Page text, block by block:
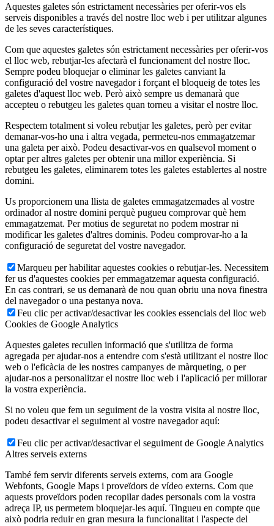
Aquestes galetes són estrictament necessàries per oferir-vos els
serveis disponibles a través del nostre lloc web i per utilitzar algunes
de les seves característiques.
Com que aquestes galetes són estrictament necessàries per oferir-vos
el lloc web, rebutjar-les afectarà el funcionament del nostre lloc.
Sempre podeu bloquejar o eliminar les galetes canviant la
configuració del vostre navegador i forçant el bloqueig de totes les
galetes d'aquest lloc web. Però això sempre us demanarà que
accepteu o rebutgeu les galetes quan torneu a visitar el nostre lloc.
Respectem totalment si voleu rebutjar les galetes, però per evitar
demanar-vos-ho una i altra vegada, permeteu-nos emmagatzemar
una galeta per això. Podeu desactivar-vos en qualsevol moment o
optar per altres galetes per obtenir una millor experiència. Si
rebutgeu les galetes, eliminarem totes les galetes establertes al nostre
domini.
Us proporcionem una llista de galetes emmagatzemades al vostre
ordinador al nostre domini perquè pugueu comprovar què hem
emmagatzemat. Per motius de seguretat no podem mostrar ni
modificar les galetes d'altres dominis. Podeu comprovar-ho a la
configuració de seguretat del vostre navegador.
Marqueu per habilitar aquestes cookies o rebutjar-les. Necessitem
fer us d'aquestes cookies per emmagatzemar aquesta configuració.
En cas contrari, se us demanarà de nou quan obriu una nova finestra
del navegador o una pestanya nova.
Feu clic per activar/desactivar les cookies essencials del lloc web
Cookies de Google Analytics
Aquestes galetes recullen informació que s'utilitza de forma
agregada per ajudar-nos a entendre com s'està utilitzant el nostre lloc
web o l'eficàcia de les nostres campanyes de màrqueting, o per
ajudar-nos a personalitzar el nostre lloc web i l'aplicació per millorar
la vostra experiència.
Si no voleu que fem un seguiment de la vostra visita al nostre lloc,
podeu desactivar el seguiment al vostre navegador aquí:
Feu clic per activar/desactivar el seguiment de Google Analytics
Altres serveis externs
També fem servir diferents serveis externs, com ara Google
Webfonts, Google Maps i proveïdors de vídeo externs. Com que
aquests proveïdors poden recopilar dades personals com la vostra
adreça IP, us permetem bloquejar-les aquí. Tingueu en compte que
això podria reduir en gran mesura la funcionalitat i l'aspecte del